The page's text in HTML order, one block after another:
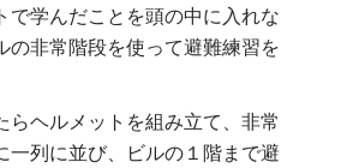
で学んだことを頭の中に入れな
の非常階段を使って避難練習を
らヘルメットを組み立て、非常
一列に並び、ビルの１階まで避